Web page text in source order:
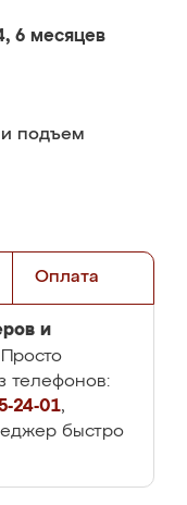
6 месяцев
и подъем
Оплата
и
телефонов:
24-01,
быстро